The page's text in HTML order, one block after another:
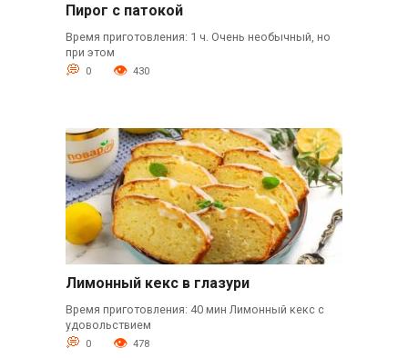
Пирог с патокой
Время приготовления: 1 ч. Очень необычный, но
при этом
0 430
Лимонный кекс в глазури
Время приготовления: 40 мин Лимонный кекс с
удовольствием
0 478